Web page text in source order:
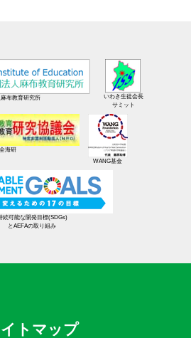
布教育研究所
いわき生徒会長
サミット
全海研
WANG基金
続可能な開発目標(SDGs)
とAEFAの取り組み
トマップ